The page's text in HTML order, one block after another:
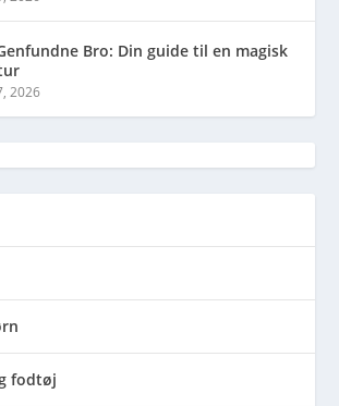
Bro: Din guide til en magisk
2026
fodtøj